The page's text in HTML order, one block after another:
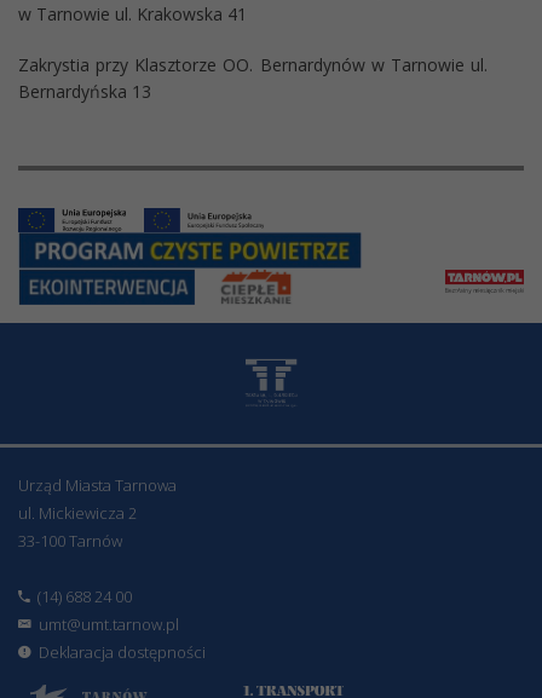
w Tarnowie ul. Krakowska 41
Zakrystia przy Klasztorze OO. Bernardynów w Tarnowie ul.
Bernardyńska 13
Urząd Miasta Tarnowa
ul. Mickiewicza 2
33-100 Tarnów
(14) 688 24 00
umt@umt.tarnow.pl
Deklaracja dostępności